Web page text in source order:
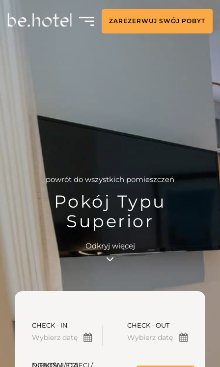
ZAREZERWUJ SWÓJ POBYT
powrót do wszystkich pomieszczeń
Pokój Typu
Superior
Odkryj więcej
CHECK - IN CHECK - OUT
DOROŚLI / DZIECI / NIEMOWLĘTA